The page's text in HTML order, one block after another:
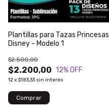
Plantillas para Tazas Princesas
Disney - Modelo 1
$2.200,00
$2.500,00
12% OFF
12x $183,33 sin interés